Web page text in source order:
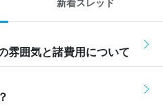
新着スレッド
雰囲気と諸費用について